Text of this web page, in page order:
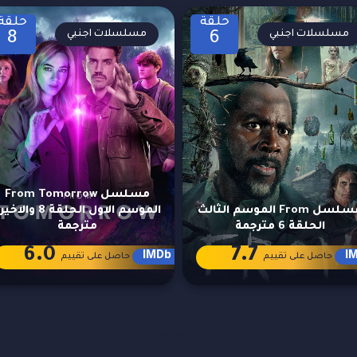
حلقة
6
مسلسل From الموسم الثالث
الحلقة 6 مترجمة
مسلسلات اجنبي
حاصل على تقييم 7.7
8
مسلسل From Tomorrow
الموسم الاول الحلقة 8
مترجمة
مسلسلات اجنبي
IMDb حاصل على تقييم 6.0